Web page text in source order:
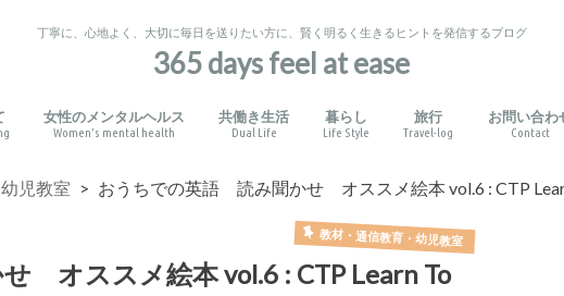
丁寧に、心地よく、大切に毎日を送りたい方に、賢く明るく生きるヒントを発信するブログ
365 days feel at ease
に役立つ心理学
くりと考え方
かせ 読み聞かせと自己肯定感
日本語の絵本
英語の絵本
ンガル育児
通信教育・幼児教室
文化体験
想い出作り
・生活習慣
・音楽・その他
女性のメンタルヘルス
Women’s mental health
睡眠障害
PMSとPMDD
産後うつ
共働き生活
Dual Life
健康管理
家事の外注
時短術
暮らし
Life Style
私のお気に入り
旅行
Travel-log
旅のお役立ちポイン
アメリカ国内
日本国内
その他
お問い合わ
Contact
児教室 おうちでの英語 読み聞かせ オススメ絵本 vol.6 : CTP
教材・通信教育・幼児教室
オススメ絵本 vol.6 : CTP Learn To